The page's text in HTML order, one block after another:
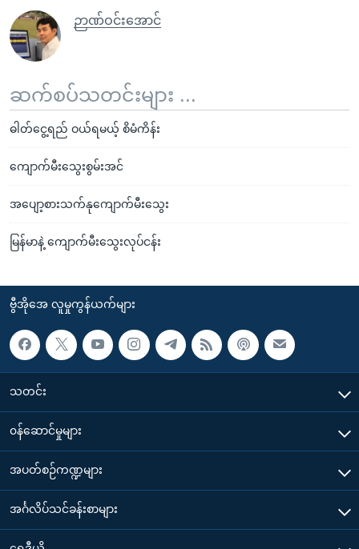
ဉာဏ်ဝင်းအောင်
ဆက်စပ်သတင်းများ ...
ဓါတ်ငွေ့ရည် ဝယ်ရမယ့် စိမံကိန်း
ကျောက်မီးသွေးစွမ်းအင်
အပျော့စားသက်နုကျောက်မီးသွေး
မြန်မာနဲ့ ကျောက်မီးသွေးလုပ်ငန်း
ဗွီအိုအေ လူမှုကွန်ယက်များ
သတင်း
၀န်ဆောင်မှုများ
အပတ်စဉ်ကဏ္ဍများ
အင်္ဂလိပ်သင်ခန်းစာများ